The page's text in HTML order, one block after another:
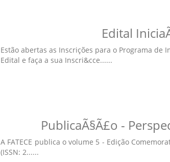
Edital
Estão abertas as Inscrições para o Programa de
Edital e faça a sua Inscri&cce......
PublicaÃ§Ã£o -
A FATECE publica o volume 5 - Edição
(ISSN: 2......